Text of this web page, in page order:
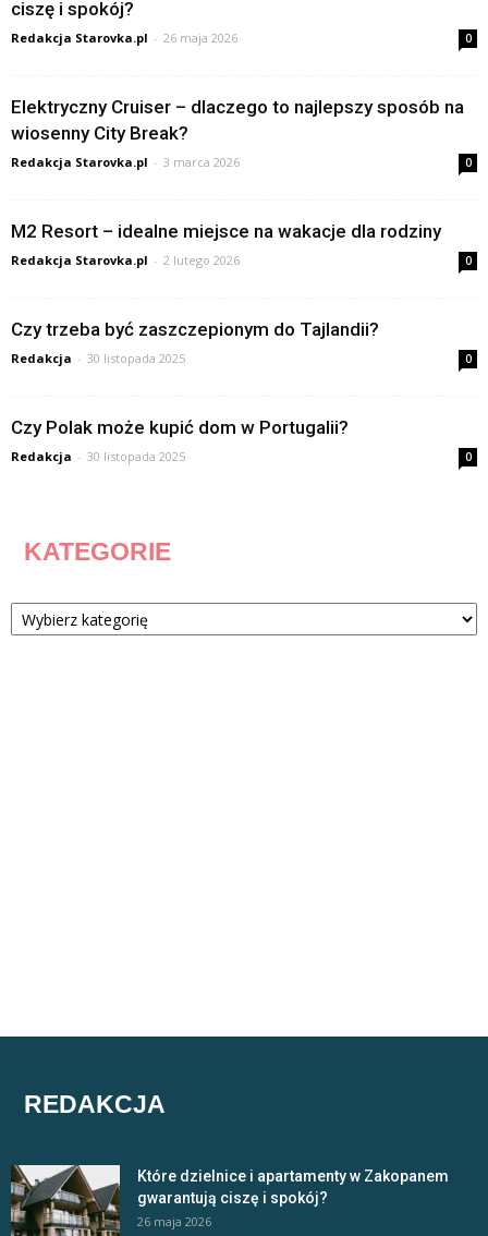
ciszę i spokój?
Redakcja Starovka.pl - 26 maja 2026 0
Elektryczny Cruiser – dlaczego to najlepszy sposób na
wiosenny City Break?
Redakcja Starovka.pl - 3 marca 2026 0
M2 Resort – idealne miejsce na wakacje dla rodziny
Redakcja Starovka.pl - 2 lutego 2026 0
Czy trzeba być zaszczepionym do Tajlandii?
Redakcja - 30 listopada 2025 0
Czy Polak może kupić dom w Portugalii?
Redakcja - 30 listopada 2025 0
KATEGORIE
Kategorie
REDAKCJA
Które dzielnice i apartamenty w Zakopanem
gwarantują ciszę i spokój?
26 maja 2026